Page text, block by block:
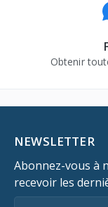
Obtenir
NEWSLETTER
Abonnez-vous à
recevoir les